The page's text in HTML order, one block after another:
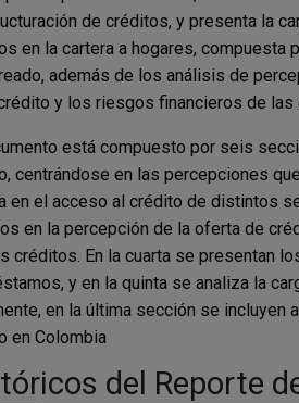
de créditos, y presenta la
en la cartera a hogares, compuesta
además de los análisis de
y los riesgos financieros de las
está compuesto por seis
centrándose en las percepciones
en el acceso al crédito de distintos
en la percepción de la oferta de
créditos. En la cuarta se presentan
y en la quinta se analiza la
en la última sección se incluyen
en Colombia
del Reporte